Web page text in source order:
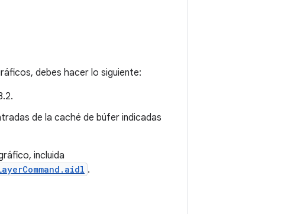
debes hacer lo siguiente:
de la caché de búfer indicadas
incluida
.